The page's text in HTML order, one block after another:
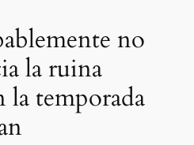
no
la ruina
la temporada